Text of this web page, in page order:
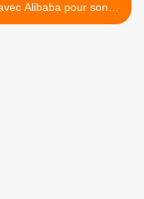
Alibaba pour son
école de karting en Chine >